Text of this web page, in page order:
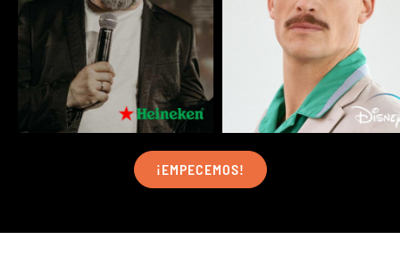
¡EMPECEMOS!